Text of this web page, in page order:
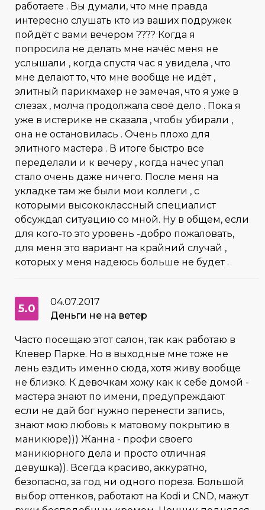
работаете . Вы думали, что мне правда
интересно слушать кто из ваших подружек
пойдёт с вами вечером ???? Когда я
попросила не делать мне начёс меня не
услышали , когда спустя час я увидела , что
мне делают то, что мне вообще не идёт ,
элитный парикмахер не замечая, что я уже в
слезах , молча продолжала своё дело . Пока я
уже в истерике не сказала , чтобы убирали ,
она не остановилась . Очень плохо для
элитного мастера . В итоге быстро все
переделали и к вечеру , когда начес упал
стало очень даже ничего. После меня на
укладке там же были мои коллеги , с
которыми высококлассный специалист
обсуждал ситуацию со мной. Ну в общем, если
для кого-то это уровень -добро пожаловать,
для меня это вариант на крайний случай ,
которых у меня надеюсь больше не будет .
5.0
04.07.2017
Деньги не на ветер
Часто посещаю этот салон, так как работаю в
Клевер Парке. Но в выходные мне тоже не
лень ездить именно сюда, хотя живу вообще
не близко. К девочкам хожу как к себе домой -
мастера знают по имени, предупреждают
если не дай бог нужно перенести запись,
знают мою любовь к матовому покрытию в
маникюре))) Жанна - профи своего
маникюрного дела и просто отличная
девушка)). Всегда красиво, аккуратно,
безопасно, за год ни одного пореза. Большой
выбор оттенков, работают на Kodi и CND, мажут